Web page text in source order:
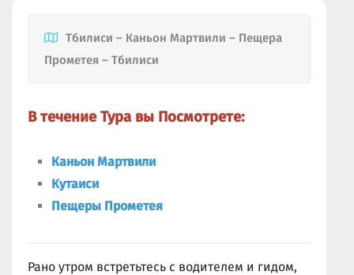
Тбилиси – Каньон Мартвили – Пещера
Прометея – Тбилиси
В течение Тура вы Посмотрете:
Каньон Мартвили
Кутаиси
Пещеры Прометея
Рано утром встретьтесь с водителем и гидом,